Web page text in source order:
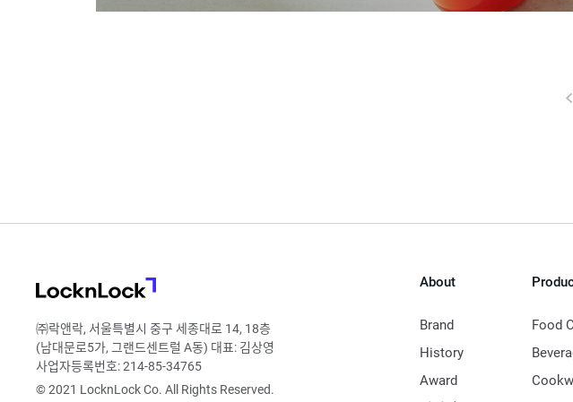
About
Brand
History
Award
Food
© 2021 LocknLock Co. All Rights Reserved.
㈜락앤락, 서울특별시 중구 세종대로 14, 18층
(남대문로5가, 그랜드센트럴 A동) 대표: 김상영
사업자등록번호: 214-85-34765